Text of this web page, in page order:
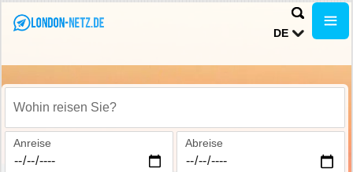
DE
Wohin reisen Sie?
Anreise Abreise